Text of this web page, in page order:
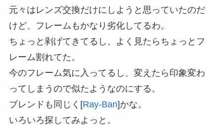
元々はレンズ交換だけにしようと思っていたのだ
けど、フレームもかなり劣化してるわ。
ちょっと剥げてきてるし、よく見たらちょっとフ
レーム割れてた。
今のフレーム気に入ってるし、変えたら印象変わ
ってしまうので似たようなのにする。
ブレンドも同じく[Ray-Ban]かな。
いろいろ探してみよっと。